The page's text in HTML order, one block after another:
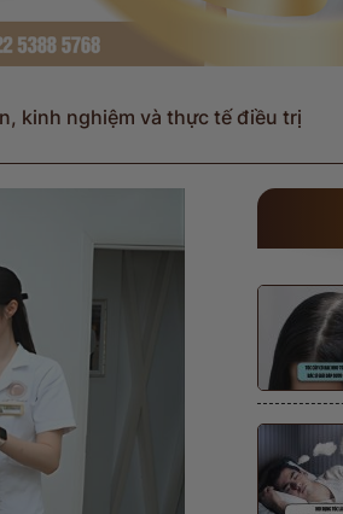
kinh nghiệm và thực tế điều trị